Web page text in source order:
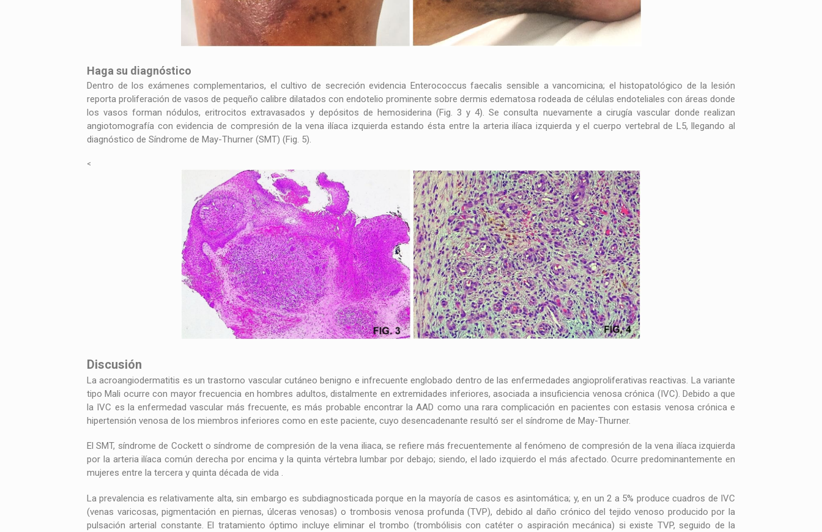
Haga su diagnóstico
Dentro de los exámenes complementarios, el cultivo de secreción evidencia Enterococcus faecalis sensible a vancomicina; el histopatológico de la lesión
reporta proliferación de vasos de pequeño calibre dilatados con endotelio prominente sobre dermis edematosa rodeada de células endoteliales con áreas donde
los vasos forman nódulos, eritrocitos extravasados y depósitos de hemosiderina (Fig. 3 y 4). Se consulta nuevamente a cirugía vascular donde realizan
angiotomografía con evidencia de compresión de la vena ilíaca izquierda estando ésta entre la arteria ilíaca izquierda y el cuerpo vertebral de L5, llegando al
diagnóstico de Síndrome de May-Thurner (SMT) (Fig. 5).
<
Discusión
La acroangiodermatitis es un trastorno vascular cutáneo benigno e infrecuente englobado dentro de las enfermedades angioproliferativas reactivas. La variante
tipo Mali ocurre con mayor frecuencia en hombres adultos, distalmente en extremidades inferiores, asociada a insuficiencia venosa crónica (IVC). Debido a que
la IVC es la enfermedad vascular más frecuente, es más probable encontrar la AAD como una rara complicación en pacientes con estasis venosa crónica e
hipertensión venosa de los miembros inferiores como en este paciente, cuyo desencadenante resultó ser el síndrome de May-Thurner.
El SMT, síndrome de Cockett o síndrome de compresión de la vena iliaca, se refiere más frecuentemente al fenómeno de compresión de la vena ilíaca izquierda
por la arteria ilíaca común derecha por encima y la quinta vértebra lumbar por debajo; siendo, el lado izquierdo el más afectado. Ocurre predominantemente en
mujeres entre la tercera y quinta década de vida .
La prevalencia es relativamente alta, sin embargo es subdiagnosticada porque en la mayoría de casos es asintomática; y, en un 2 a 5% produce cuadros de IVC
(venas varicosas, pigmentación en piernas, úlceras venosas) o trombosis venosa profunda (TVP), debido al daño crónico del tejido venoso producido por la
pulsación arterial constante. El tratamiento óptimo incluye eliminar el trombo (trombólisis con catéter o aspiración mecánica) si existe TVP, seguido de la